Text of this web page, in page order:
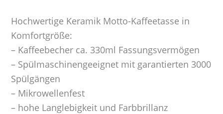
Hochwertige Keramik Motto-Kaffeetasse in
Komfortgröße:
– Kaffeebecher ca. 330ml Fassungsvermögen
– Spülmaschinengeeignet mit garantierten 3000
Spülgängen
– Mikrowellenfest
– hohe Langlebigkeit und Farbbrillanz